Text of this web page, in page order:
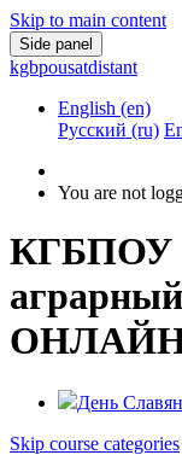
Skip to main content
Side panel
kgbpousatdistant
English ‎(en)‎
Русский ‎(ru)‎
You are not
КГБПОУ
День
Skip course categories